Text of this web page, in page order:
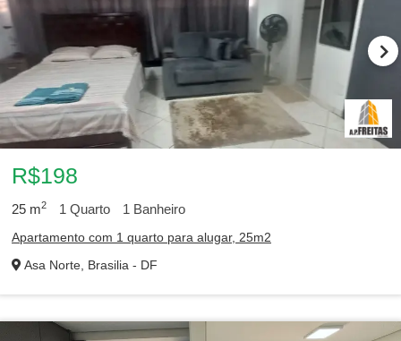
R$198
25 m2 1 Quarto 1 Banheiro
Apartamento com 1 quarto para alugar, 25m2
Asa Norte, Brasilia - DF